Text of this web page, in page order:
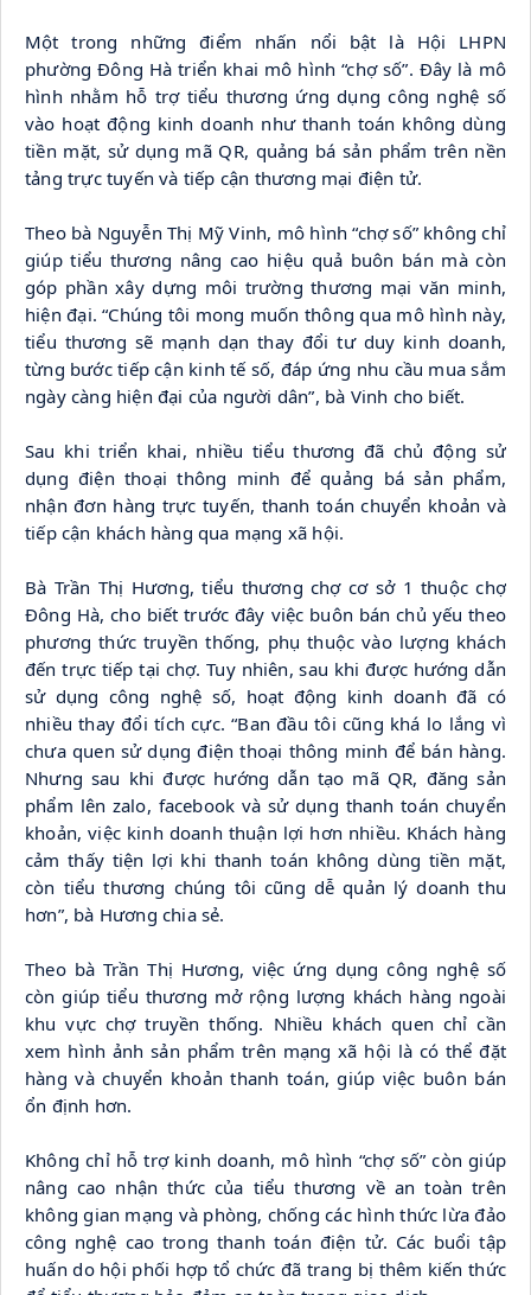
Một trong những điểm nhấn nổi bật là Hội LHPN
phường Đông Hà triển khai mô hình “chợ số”. Đây là mô
hình nhằm hỗ trợ tiểu thương ứng dụng công nghệ số
vào hoạt động kinh doanh như thanh toán không dùng
tiền mặt, sử dụng mã QR, quảng bá sản phẩm trên nền
tảng trực tuyến và tiếp cận thương mại điện tử.
Theo bà Nguyễn Thị Mỹ Vinh, mô hình “chợ số” không chỉ
giúp tiểu thương nâng cao hiệu quả buôn bán mà còn
góp phần xây dựng môi trường thương mại văn minh,
hiện đại. “Chúng tôi mong muốn thông qua mô hình này,
tiểu thương sẽ mạnh dạn thay đổi tư duy kinh doanh,
từng bước tiếp cận kinh tế số, đáp ứng nhu cầu mua sắm
ngày càng hiện đại của người dân”, bà Vinh cho biết.
Sau khi triển khai, nhiều tiểu thương đã chủ động sử
dụng điện thoại thông minh để quảng bá sản phẩm,
nhận đơn hàng trực tuyến, thanh toán chuyển khoản và
tiếp cận khách hàng qua mạng xã hội.
Bà Trần Thị Hương, tiểu thương chợ cơ sở 1 thuộc chợ
Đông Hà, cho biết trước đây việc buôn bán chủ yếu theo
phương thức truyền thống, phụ thuộc vào lượng khách
đến trực tiếp tại chợ. Tuy nhiên, sau khi được hướng dẫn
sử dụng công nghệ số, hoạt động kinh doanh đã có
nhiều thay đổi tích cực. “Ban đầu tôi cũng khá lo lắng vì
chưa quen sử dụng điện thoại thông minh để bán hàng.
Nhưng sau khi được hướng dẫn tạo mã QR, đăng sản
phẩm lên zalo, facebook và sử dụng thanh toán chuyển
khoản, việc kinh doanh thuận lợi hơn nhiều. Khách hàng
cảm thấy tiện lợi khi thanh toán không dùng tiền mặt,
còn tiểu thương chúng tôi cũng dễ quản lý doanh thu
hơn”, bà Hương chia sẻ.
Theo bà Trần Thị Hương, việc ứng dụng công nghệ số
còn giúp tiểu thương mở rộng lượng khách hàng ngoài
khu vực chợ truyền thống. Nhiều khách quen chỉ cần
xem hình ảnh sản phẩm trên mạng xã hội là có thể đặt
hàng và chuyển khoản thanh toán, giúp việc buôn bán
ổn định hơn.
Không chỉ hỗ trợ kinh doanh, mô hình “chợ số” còn giúp
nâng cao nhận thức của tiểu thương về an toàn trên
không gian mạng và phòng, chống các hình thức lừa đảo
công nghệ cao trong thanh toán điện tử. Các buổi tập
huấn do hội phối hợp tổ chức đã trang bị thêm kiến thức